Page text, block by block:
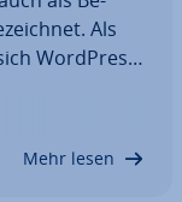
Als
WordPress
eine
Mehr lesen